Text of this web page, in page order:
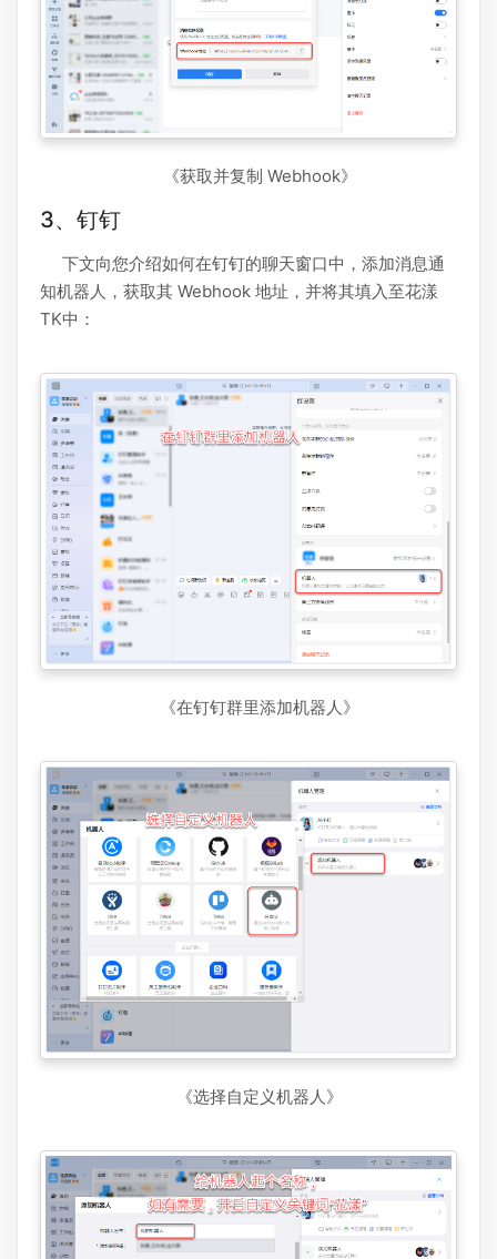
《获取并复制 Webhook》
3、钉钉
下文向您介绍如何在钉钉的聊天窗口中，添加消息通
知机器人，获取其 Webhook 地址，并将其填入至花漾
TK中：
《在钉钉群里添加机器人》
《选择自定义机器人》